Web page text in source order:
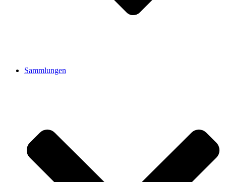
Sammlungen